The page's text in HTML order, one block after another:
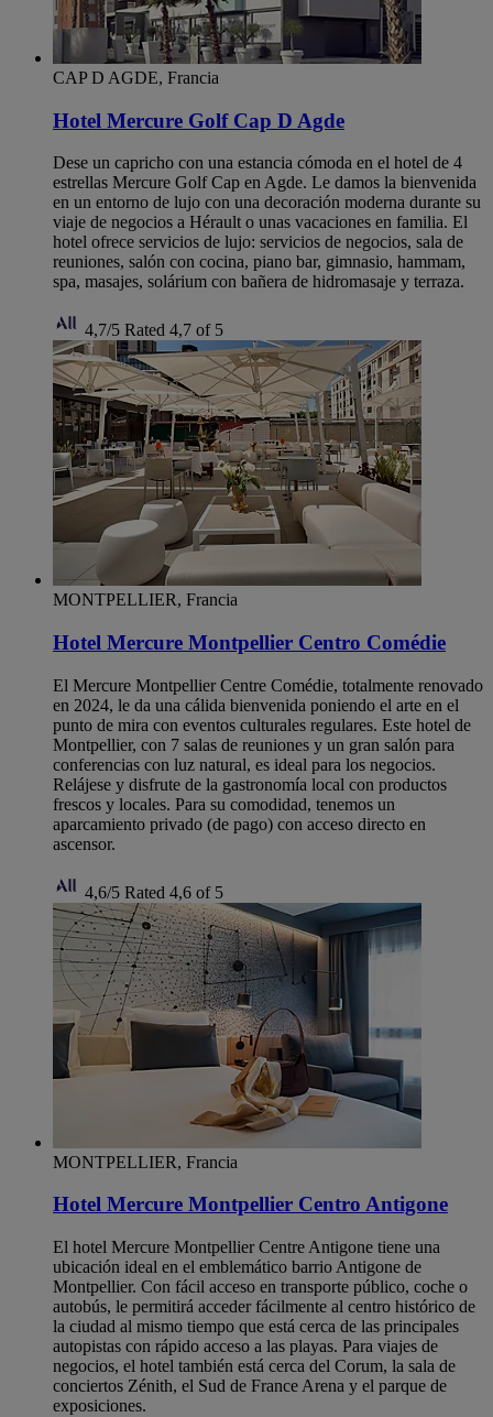
CAP D AGDE, Francia
Hotel Mercure Golf Cap D Agde
Dese un capricho con una estancia cómoda en el hotel de 4
estrellas Mercure Golf Cap en Agde. Le damos la bienvenida
en un entorno de lujo con una decoración moderna durante su
viaje de negocios a Hérault o unas vacaciones en familia. El
hotel ofrece servicios de lujo: servicios de negocios, sala de
reuniones, salón con cocina, piano bar, gimnasio, hammam,
spa, masajes, solárium con bañera de hidromasaje y terraza.
4,7/5 Rated 4,7 of 5
MONTPELLIER, Francia
Hotel Mercure Montpellier Centro Comédie
El Mercure Montpellier Centre Comédie, totalmente renovado
en 2024, le da una cálida bienvenida poniendo el arte en el
punto de mira con eventos culturales regulares. Este hotel de
Montpellier, con 7 salas de reuniones y un gran salón para
conferencias con luz natural, es ideal para los negocios.
Relájese y disfrute de la gastronomía local con productos
frescos y locales. Para su comodidad, tenemos un
aparcamiento privado (de pago) con acceso directo en
ascensor.
4,6/5 Rated 4,6 of 5
MONTPELLIER, Francia
Hotel Mercure Montpellier Centro Antigone
El hotel Mercure Montpellier Centre Antigone tiene una
ubicación ideal en el emblemático barrio Antigone de
Montpellier. Con fácil acceso en transporte público, coche o
autobús, le permitirá acceder fácilmente al centro histórico de
la ciudad al mismo tiempo que está cerca de las principales
autopistas con rápido acceso a las playas. Para viajes de
negocios, el hotel también está cerca del Corum, la sala de
conciertos Zénith, el Sud de France Arena y el parque de
exposiciones.